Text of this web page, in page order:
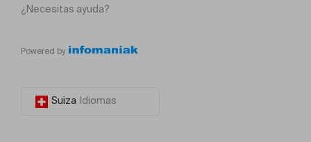
¿Necesitas ayuda?
Powered by
Suiza Idiomas